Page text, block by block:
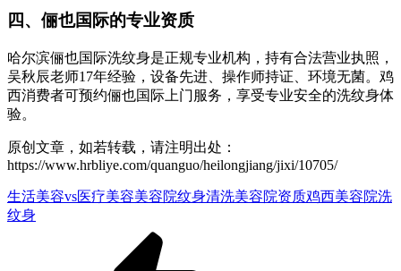
四、俪也国际的专业资质
哈尔滨俪也国际洗纹身是正规专业机构，持有合法营业执照，
吴秋辰老师17年经验，设备先进、操作师持证、环境无菌。鸡
西消费者可预约俪也国际上门服务，享受专业安全的洗纹身体
验。
原创文章，如若转载，请注明出处：
https://www.hrbliye.com/quanguo/heilongjiang/jixi/10705/
生活美容vs医疗美容美容院纹身清洗美容院资质鸡西美容院洗
纹身